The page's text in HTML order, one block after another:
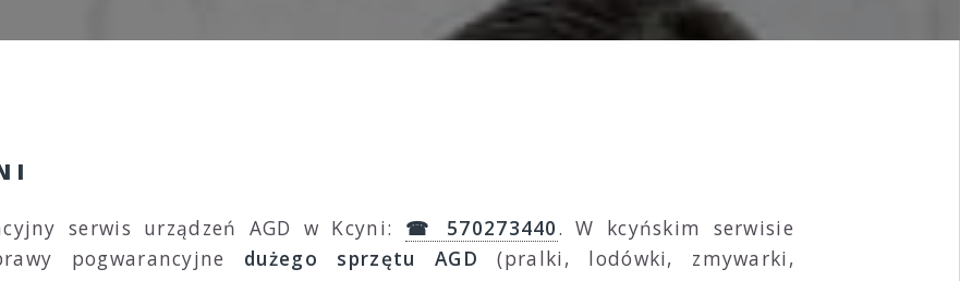
serwis urządzeń AGD w Kcyni: ☎ 570273440. W kcyńskim serwisie
pogwarancyjne dużego sprzętu AGD (pralki, lodówki, zmywarki,